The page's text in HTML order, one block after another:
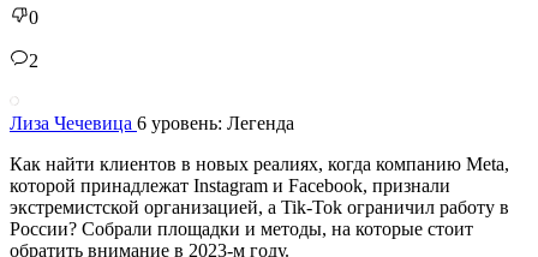
0
2
Лиза Чечевица 6 уровень: Легенда
Как найти клиентов в новых реалиях, когда компанию Meta,
которой принадлежат Instagram и Facebook, признали
экстремистской организацией, а Tik-Tok ограничил работу в
России? Собрали площадки и методы, на которые стоит
обратить внимание в 2023-м году.